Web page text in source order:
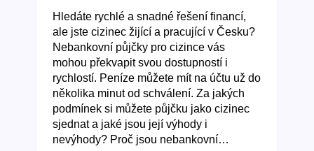
Hledáte rychlé a snadné řešení financí,
ale jste cizinec žijící a pracující v Česku?
Nebankovní půjčky pro cizince vás
mohou překvapit svou dostupností i
rychlostí. Peníze můžete mít na účtu už do
několika minut od schválení. Za jakých
podmínek si můžete půjčku jako cizinec
sjednat a jaké jsou její výhody i
nevýhody? Proč jsou nebankovní…